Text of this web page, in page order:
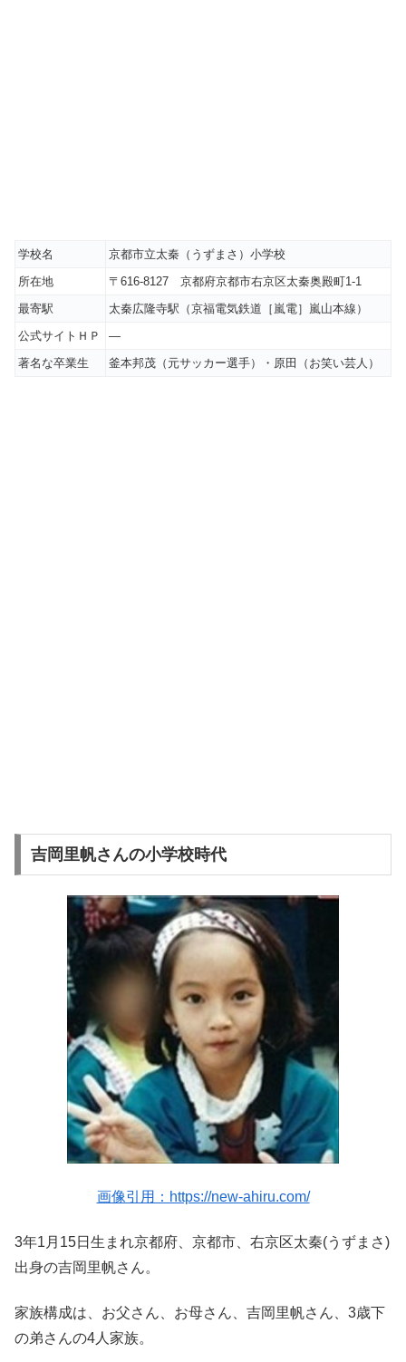
学校名
京都市立太秦（うずまさ）小学校
所在地
〒616-8127 京都府京都市右京区太秦奥殿町1-1
最寄駅
太秦広隆寺駅（京福電気鉄道［嵐電］嵐山本線）
公式サイトＨＰ
―
著名な卒業生
釜本邦茂（元サッカー選手）・原田（お笑い芸人）
吉岡里帆さんの小学校時代
画像引用：https://new-ahiru.com/
3年1月15日生まれ京都府、京都市、右京区太秦(うずまさ)
出身の吉岡里帆さん。
家族構成は、お父さん、お母さん、吉岡里帆さん、3歳下
の弟さんの4人家族。